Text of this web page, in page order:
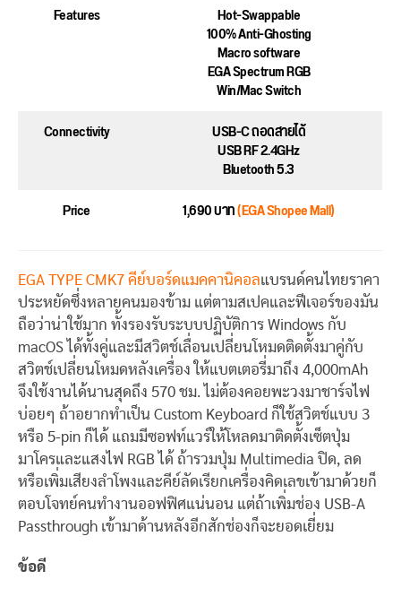
Features
Hot-Swappable
100% Anti-Ghosting
Macro software
EGA Spectrum RGB
Win/Mac Switch
Connectivity
USB-C ถอดสายได้
USB RF 2.4GHz
Bluetooth 5.3
Price
1,690 บาท(EGA Shopee Mall)
EGA TYPE CMK7 คีย์บอร์ดแมคคานิคอลแบรนด์คนไทยราคา
ประหยัดซึ่งหลายคนมองข้าม แต่ตามสเปคและฟีเจอร์ของมัน
ถือว่าน่าใช้มาก ทั้งรองรับระบบปฏิบัติการ Windows กับ
macOS ได้ทั้งคู่และมีสวิตช์เลื่อนเปลี่ยนโหมดติดตั้งมาคู่กับ
สวิตช์เปลี่ยนโหมดหลังเครื่อง ให้แบตเตอรี่มาถึง 4,000mAh
จึงใช้งานได้นานสุดถึง 570 ชม. ไม่ต้องคอยพะวงมาชาร์จไฟ
บ่อยๆ ถ้าอยากทำเป็น Custom Keyboard ก็ใช้สวิตช์แบบ 3
หรือ 5-pin ก็ได้ แถมมีซอฟท์แวร์ให้โหลดมาติดตั้งเซ็ตปุ่ม
มาโครและแสงไฟ RGB ได้ ถ้ารวมปุ่ม Multimedia ปิด, ลด
หรือเพิ่มเสียงลำโพงและคีย์ลัดเรียกเครื่องคิดเลขเข้ามาด้วยก็
ตอบโจทย์คนทำงานออฟฟิศแน่นอน แต่ถ้าเพิ่มช่อง USB-A
Passthrough เข้ามาด้านหลังอีกสักช่องก็จะยอดเยี่ยม
ข้อดี